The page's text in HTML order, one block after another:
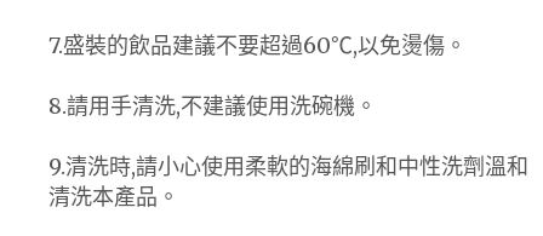
7.盛裝的飲品建議不要超過60℃,以免燙傷。
8.請用手清洗,不建議使用洗碗機。
9.清洗時,請小心使用柔軟的海綿刷和中性洗劑溫和
清洗本產品。